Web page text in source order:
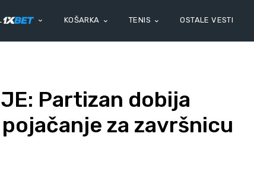
KOŠARKA TENIS OSTALE VESTI
Partizan dobija
za završnicu